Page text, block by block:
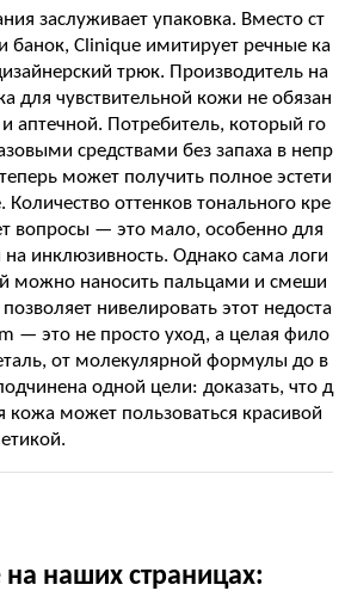
заслуживает упаковка. Вместо ст
банок, Clinique имитирует речные ка
трюк. Производитель на
для чувствительной кожи не обязан
аптечной. Потребитель, который го
средствами без запаха в непр
может получить полное эстети
Количество оттенков тонального кре
вопросы — это мало, особенно для
на инклюзивность. Однако сама логи
можно наносить пальцами и смеши
нивелировать этот недоста
— это не просто уход, а целая фило
от молекулярной формулы до в
одной цели: доказать, что д
кожа может пользоваться красивой
на наших страницах: